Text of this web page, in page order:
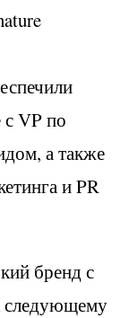
с VP по
а также
и PR
бренд с
следующему